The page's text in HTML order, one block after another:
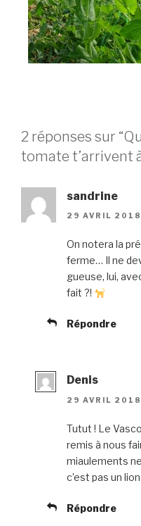
2 réponses sur
tomate t’arrivent
sandrine
29 AVRIL
On notera la
ferme… Il ne
gueuse, lui,
fait ?!
Répondre
Denis
29 AVRIL
Tutut ! Le
remis à nous
miaulements
c’est pas un
Répondre